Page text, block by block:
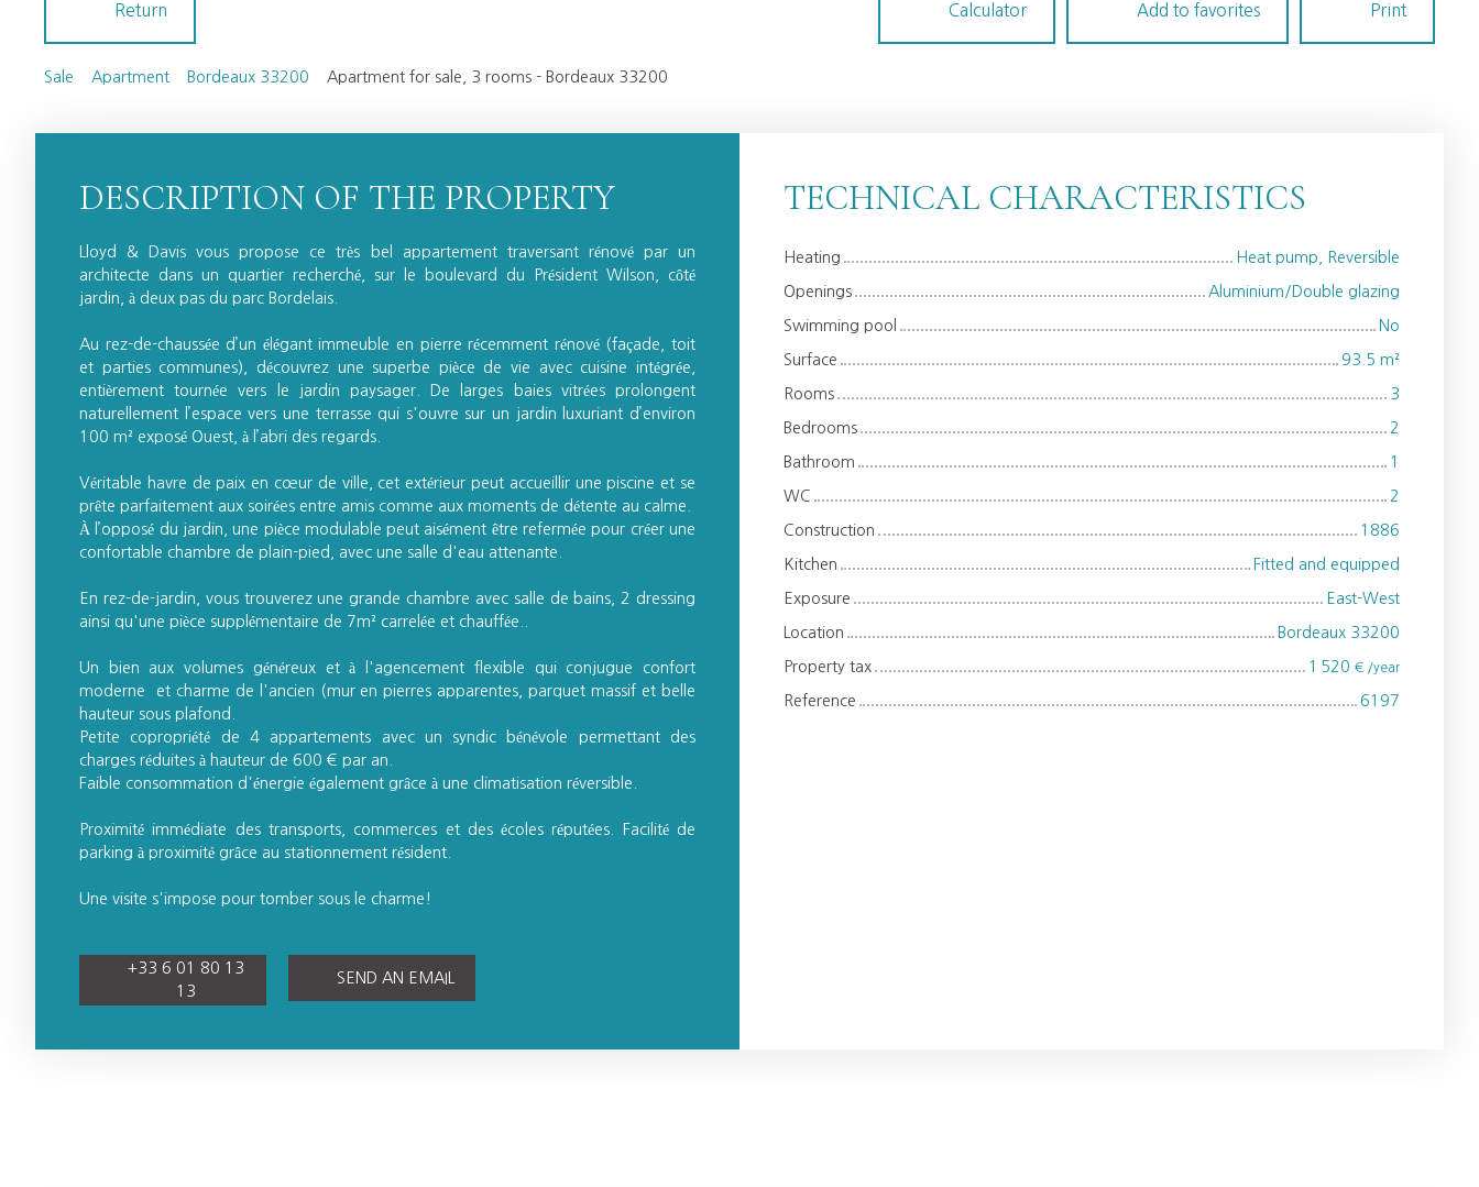
Return Calculator Add to favorites Print
Sale Apartment Bordeaux 33200 Apartment for sale, 3 rooms - Bordeaux 33200
DESCRIPTION OF THE PROPERTY
Lloyd & Davis vous propose ce très bel appartement traversant rénové par un
architecte dans un quartier recherché, sur le boulevard du Président Wilson, côté
jardin, à deux pas du parc Bordelais.
Au rez-de-chaussée d’un élégant immeuble en pierre récemment rénové (façade, toit
et parties communes), découvrez une superbe pièce de vie avec cuisine intégrée,
entièrement tournée vers le jardin paysager. De larges baies vitrées prolongent
naturellement l’espace vers une terrasse qui s'ouvre sur un jardin luxuriant d’environ
100 m² exposé Ouest, à l’abri des regards.
Véritable havre de paix en cœur de ville, cet extérieur peut accueillir une piscine et se
prête parfaitement aux soirées entre amis comme aux moments de détente au calme.
À l’opposé du jardin, une pièce modulable peut aisément être refermée pour créer une
confortable chambre de plain-pied, avec une salle d'eau attenante.
En rez-de-jardin, vous trouverez une grande chambre avec salle de bains, 2 dressing
ainsi qu'une pièce supplémentaire de 7m² carrelée et chauffée..
Un bien aux volumes généreux et à l'agencement flexible qui conjugue confort
moderne et charme de l'ancien (mur en pierres apparentes, parquet massif et belle
hauteur sous plafond.
Petite copropriété de 4 appartements avec un syndic bénévole permettant des
charges réduites à hauteur de 600 € par an.
Faible consommation d'énergie également grâce à une climatisation réversible.
Proximité immédiate des transports, commerces et des écoles réputées. Facilité de
parking à proximité grâce au stationnement résident.
Une visite s'impose pour tomber sous le charme!
+33 6 01 80 13
13
SEND AN EMAIL
TECHNICAL CHARACTERISTICS
Heating Heat pump, Reversible
Openings Aluminium/Double glazing
Swimming pool No
Surface 93.5 m²
Rooms 3
Bedrooms 2
Bathroom 1
WC 2
Construction 1886
Kitchen Fitted and equipped
Exposure East-West
Location Bordeaux 33200
Property tax 1 520 € /year
Reference 6197